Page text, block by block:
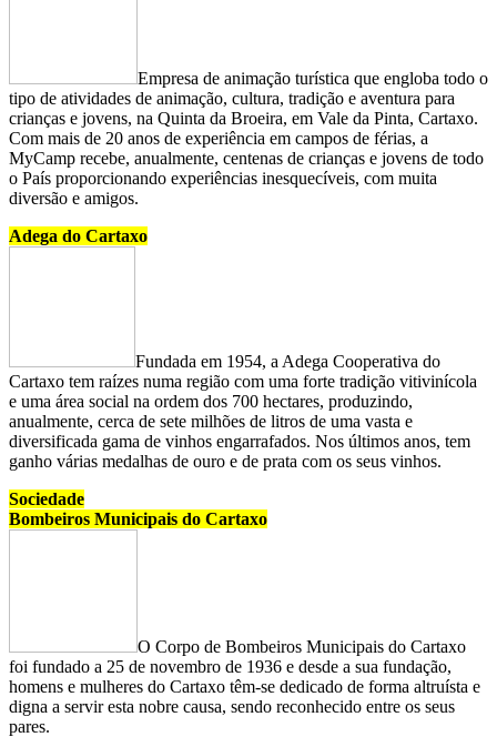
Empresa de animação turística que engloba todo o
tipo de atividades de animação, cultura, tradição e aventura para
crianças e jovens, na Quinta da Broeira, em Vale da Pinta, Cartaxo.
Com mais de 20 anos de experiência em campos de férias, a
MyCamp recebe, anualmente, centenas de crianças e jovens de todo
o País proporcionando experiências inesquecíveis, com muita
diversão e amigos.
Adega do Cartaxo
Fundada em 1954, a Adega Cooperativa do
Cartaxo tem raízes numa região com uma forte tradição vitivinícola
e uma área social na ordem dos 700 hectares, produzindo,
anualmente, cerca de sete milhões de litros de uma vasta e
diversificada gama de vinhos engarrafados. Nos últimos anos, tem
ganho várias medalhas de ouro e de prata com os seus vinhos.
Sociedade
Bombeiros Municipais do Cartaxo
O Corpo de Bombeiros Municipais do Cartaxo
foi fundado a 25 de novembro de 1936 e desde a sua fundação,
homens e mulheres do Cartaxo têm-se dedicado de forma altruísta e
digna a servir esta nobre causa, sendo reconhecido entre os seus
pares.